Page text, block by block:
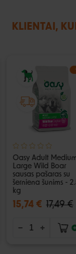
KLIENTAI,
Oasy Adult
Large Wild Boar
sausas pašaras su
šerniena šunims -
kg
15,74 € 17,49 €